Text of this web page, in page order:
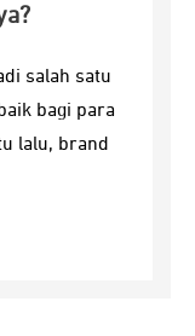
salah satu
bagi para
lalu, brand